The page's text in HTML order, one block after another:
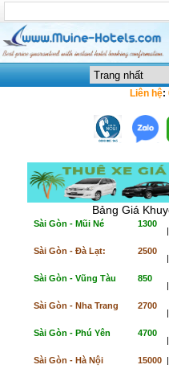
Liên hệ:
Bảng Giá
Sài Gòn - Mũi Né 1300
|
Sài Gòn - Đà Lạt: 2500
|
Sài Gòn - Vũng Tàu 850
|
Sài Gòn - Nha Trang 2700
|
Sài Gòn - Phú Yên 4700
|
Sài Gòn - Hà Nội 15000 |